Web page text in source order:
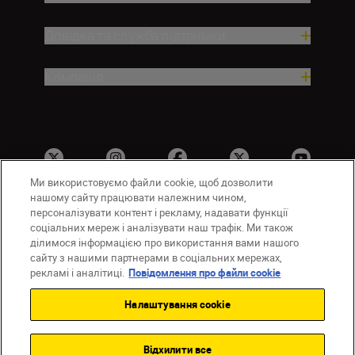
UA Сайти Nikon
Зв’язатися з нами
Політика конфіденційності
Умови використання
Повідомлення про файли cookie
Налаштування Cookie
Ми використовуємо файли cookie, щоб дозволити
нашому сайту працювати належним чином,
персоналізувати контент і рекламу, надавати функції
соціальних мереж і аналізувати наш трафік. Ми також
ділимося інформацією про використання вами нашого
сайту з нашими партнерами в соціальних мережах,
рекламі і аналітиці. Повідомлення про файли cookie
Налаштування cookie
Відхилити все